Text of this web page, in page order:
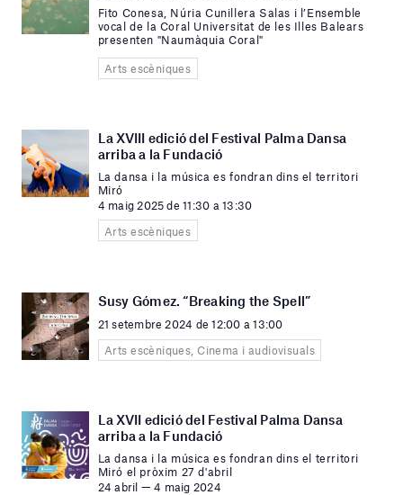
Fito Conesa, Núria Cunillera Salas i l’Ensemble
vocal de la Coral Universitat de les Illes Balears
presenten "Naumàquia Coral"
Arts escèniques
La XVIII edició del Festival Palma Dansa
arriba a la Fundació
La dansa i la música es fondran dins el territori
Miró
4 maig 2025 de 11:30 a 13:30
Arts escèniques
Susy Gómez. “Breaking the Spell”
21 setembre 2024 de 12:00 a 13:00
Arts escèniques, Cinema i audiovisuals
La XVII edició del Festival Palma Dansa
arriba a la Fundació
La dansa i la música es fondran dins el territori
Miró el pròxim 27 d'abril
24 abril — 4 maig 2024